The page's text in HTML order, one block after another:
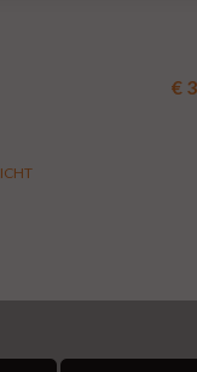
€